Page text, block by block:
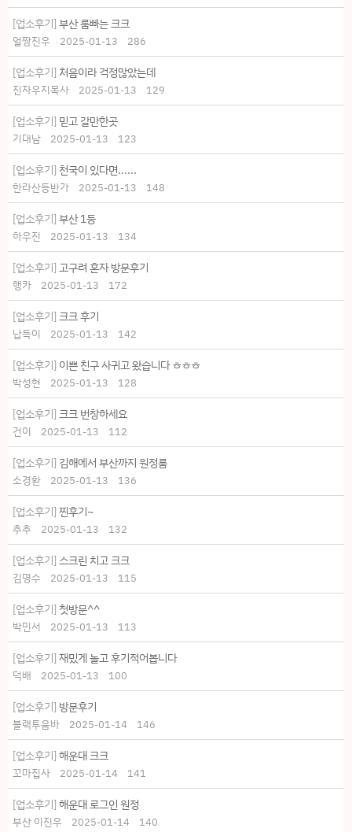
[업소후기] 부산 룸빠는 크크
얼짱진우 2025-01-13 286
[업소후기] 처음이라 걱정많았는데
진자우지목사 2025-01-13 129
[업소후기] 믿고 갈만한곳
기대남 2025-01-13 123
[업소후기] 천국이 있다면......
한라산등반가 2025-01-13 148
[업소후기] 부산 1등
하우진 2025-01-13 134
[업소후기] 고구려 혼자 방문후기
행카 2025-01-13 172
[업소후기] 크크 후기
납득이 2025-01-13 142
[업소후기] 이쁜 친구 사귀고 왔습니다 ㅎㅎㅎ
박성현 2025-01-13 128
[업소후기] 크크 번창하세요
건이 2025-01-13 112
[업소후기] 김해에서 부산까지 원정룸
소경환 2025-01-13 136
[업소후기] 찐후기~
추추 2025-01-13 132
[업소후기] 스크린 치고 크크
김명수 2025-01-13 115
[업소후기] 첫방문^^
박민서 2025-01-13 113
[업소후기] 재밌게 놀고 후기적어봅니다
덕배 2025-01-13 100
[업소후기] 방문후기
블랙투움바 2025-01-14 146
[업소후기] 해운대 크크
꼬마집사 2025-01-14 141
[업소후기] 해운대 로그인 원정
부산 이진우 2025-01-14 140